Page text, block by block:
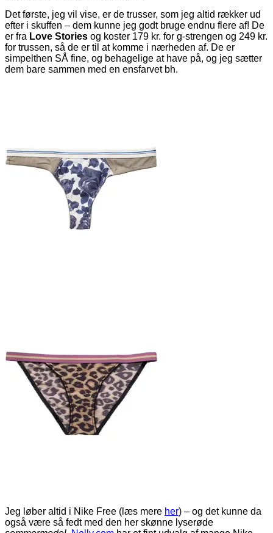
Det første, jeg vil vise, er de trusser, som jeg altid rækker ud
efter i skuffen – dem kunne jeg godt bruge endnu flere af! De
er fra Love Stories og koster 179 kr. for g-strengen og 249 kr.
for trussen, så de er til at komme i nærheden af. De er
simpelthen SÅ fine, og behagelige at have på, og jeg sætter
dem bare sammen med en ensfarvet bh.
Jeg løber altid i Nike Free (læs mere her) – og det kunne da
også være så fedt med den her skønne lyserøde